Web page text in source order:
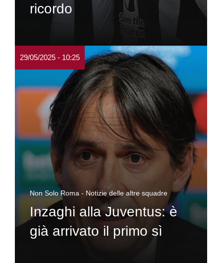
ricordo
29/05/2025 - 10:25
Non Solo Roma - Notizie delle altre squadre
Inzaghi alla Juventus: è
già arrivato il primo sì